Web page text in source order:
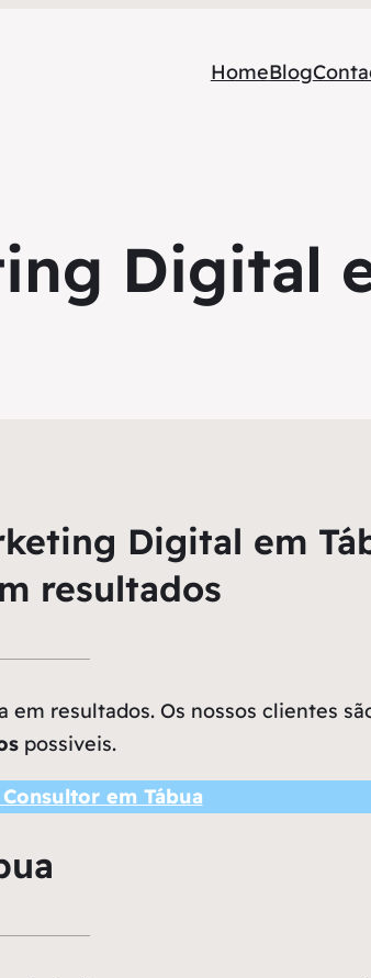
HomeBlog
Digital
Digital em
resultados
em resultados. Os nossos clientes
possiveis.
em Tábua